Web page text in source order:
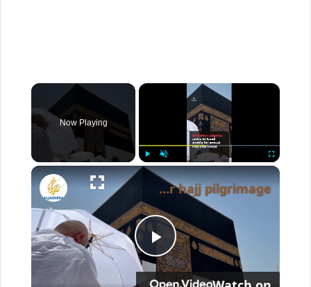
×
Play Fullscreen
Now Playing
×
P
Over 1.6 million pilgrims arrive in Saudi Arabia for hajj pilgrimage